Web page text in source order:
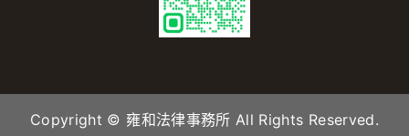
Copyright © 雍和法律事務所 All Rights Reserved.